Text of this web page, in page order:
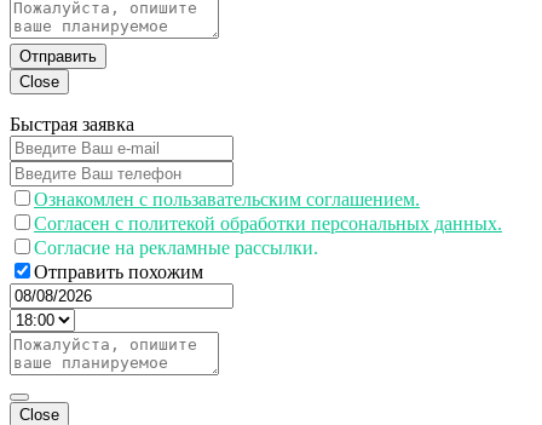
Отправить
Close
Быстрая заявка
Ознакомлен с пользавательским соглашением.
Согласен с политекой обработки персональных данных.
Согласие на рекламные рассылки.
Отправить похожим
Close